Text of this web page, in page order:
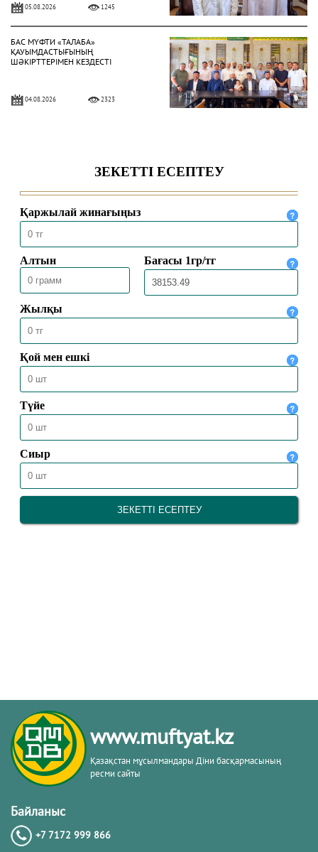
05.08.2026 1245
БАС МҮФТИ «ТАЛАБА»
ҚАУЫМДАСТЫҒЫНЫҢ
ШӘКІРТТЕРІМЕН КЕЗДЕСТІ
04.08.2026 2323
04.08.2026 2027
БАС МҮФТИ ТӨРАЛҚА МӘЖІЛІСІН
ӨТКІЗДІ
31.07.2026
www.muftyat.kz
Қазақстан мұсылмандары Діни басқармасының
ресми сайты
Байланыс
+7 7172 999 866